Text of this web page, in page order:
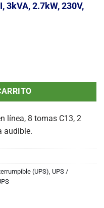
3kVA, 2.7kW, 230V,
230V, RJ-45 cantidad
línea, 8 tomas C13, 2
audible.
(UPS) UPS /